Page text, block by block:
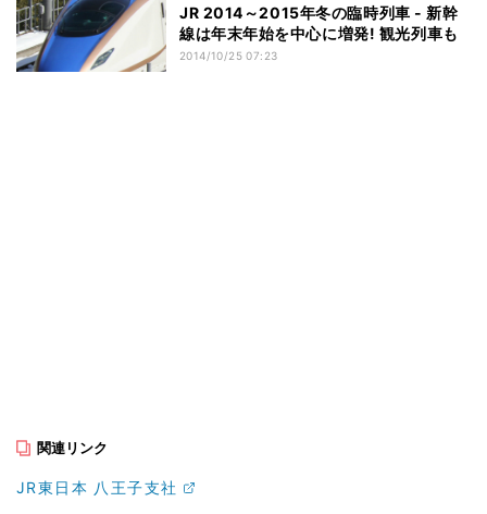
JR 2014～2015年冬の臨時列車 - 新幹
線は年末年始を中心に増発! 観光列車も
2014/10/25 07:23
関連リンク
JR東日本 八王子支社